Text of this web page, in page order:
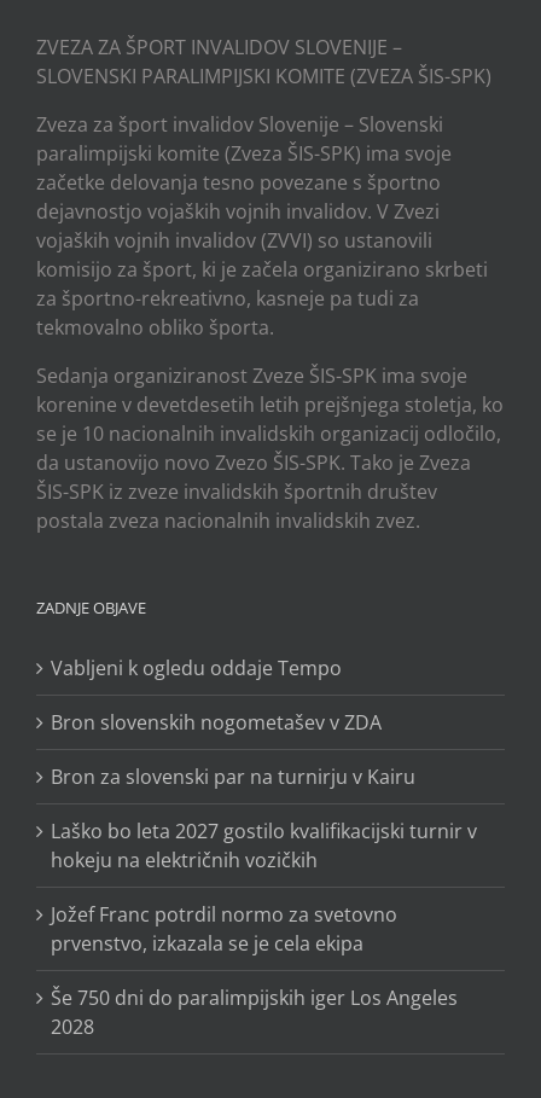
ZVEZA ZA ŠPORT INVALIDOV SLOVENIJE –
SLOVENSKI PARALIMPIJSKI KOMITE (ZVEZA ŠIS-SPK)
Zveza za šport invalidov Slovenije – Slovenski
paralimpijski komite (Zveza ŠIS-SPK) ima svoje
začetke delovanja tesno povezane s športno
dejavnostjo vojaških vojnih invalidov. V Zvezi
vojaških vojnih invalidov (ZVVI) so ustanovili
komisijo za šport, ki je začela organizirano skrbeti
za športno-rekreativno, kasneje pa tudi za
tekmovalno obliko športa.
Sedanja organiziranost Zveze ŠIS-SPK ima svoje
korenine v devetdesetih letih prejšnjega stoletja, ko
se je 10 nacionalnih invalidskih organizacij odločilo,
da ustanovijo novo Zvezo ŠIS-SPK. Tako je Zveza
ŠIS-SPK iz zveze invalidskih športnih društev
postala zveza nacionalnih invalidskih zvez.
ZADNJE OBJAVE
Vabljeni k ogledu oddaje Tempo
Bron slovenskih nogometašev v ZDA
Bron za slovenski par na turnirju v Kairu
Laško bo leta 2027 gostilo kvalifikacijski turnir v
hokeju na električnih vozičkih
Jožef Franc potrdil normo za svetovno
prvenstvo, izkazala se je cela ekipa
Še 750 dni do paralimpijskih iger Los Angeles
2028